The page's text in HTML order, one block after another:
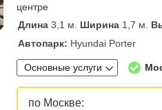
центре
Длина 3,1 м. Ширина 1,7 м.
Автопарк: Hyundai Porter
Основные услуги
по Москве: